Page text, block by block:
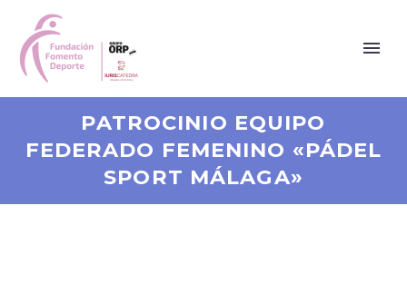
PATROCINIO EQUIPO
FEDERADO FEMENINO «PÁDEL
SPORT MÁLAGA»